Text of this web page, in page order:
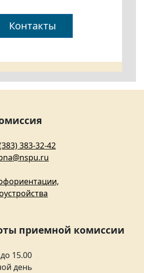
Контакты
383-32-42
приемной комиссии
15.00
день